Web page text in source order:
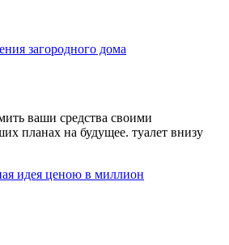
загородного дома
ваши средства своими
планах на будущее. туалет внизу
идея ценою в миллион